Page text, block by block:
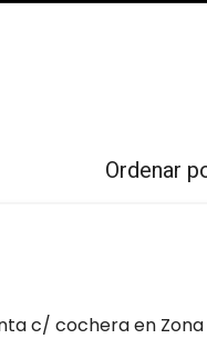
Ordenar
c/ cochera en